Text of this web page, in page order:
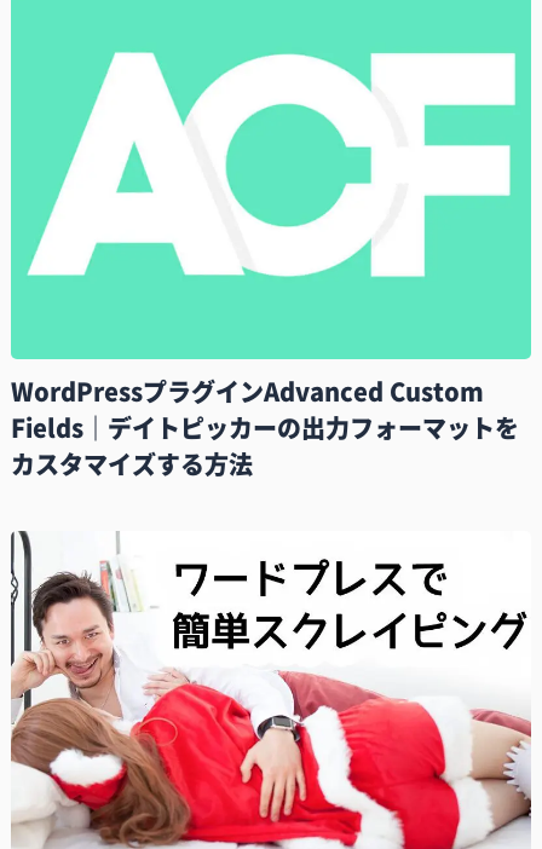
WordPressプラグインAdvanced Custom
Fields｜デイトピッカーの出力フォーマットを
カスタマイズする方法